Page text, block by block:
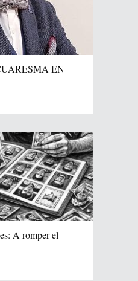
EN
A romper el